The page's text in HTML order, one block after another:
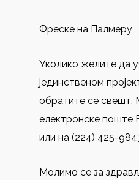
Фреске на Палмеру
Уколико желите да
јединственом
обратите се свешт.
електронске поште
или на (224) 425-
Молимо се за